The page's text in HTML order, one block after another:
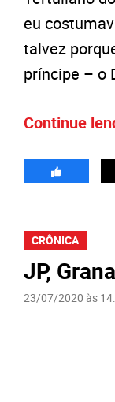
eu
talvez
príncipe – o
Continue
CRÔNICA
JP,
23/07/2020 às